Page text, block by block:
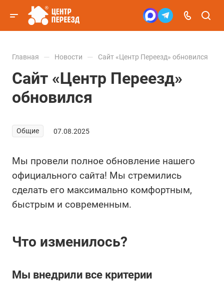
Главная — Новости — Сайт «Центр Переезд» обновился
Сайт «Центр Переезд»
обновился
Общие 07.08.2025
Мы провели полное обновление нашего
официального сайта! Мы стремились
сделать его максимально комфортным,
быстрым и современным.
Что изменилось?
Мы внедрили все критерии